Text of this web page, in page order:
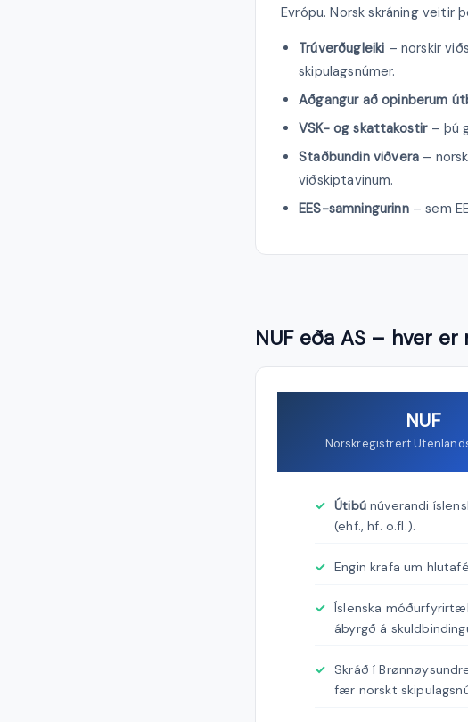
Evrópu. Norsk skráning veitir
Trúverðugleiki – norskir
skipulagsnúmer.
Aðgangur að opinberum
VSK- og skattakostir– þú
Staðbundin viðvera –
viðskiptavinum.
EES-samningurinn– sem
NUF eða AS – hver er
NUF
Norskregistrert
Útibúnúverandi
(ehf., hf. o.fl.).
Engin krafa um
Íslenska
ábyrgð á
Skráð í
fær norskt